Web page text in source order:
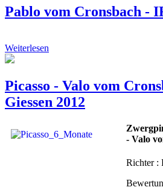
Pablo vom Cronsbach -
Weiterlesen
Picasso - Valo vom
Giessen 2012
- Valo
Richter :